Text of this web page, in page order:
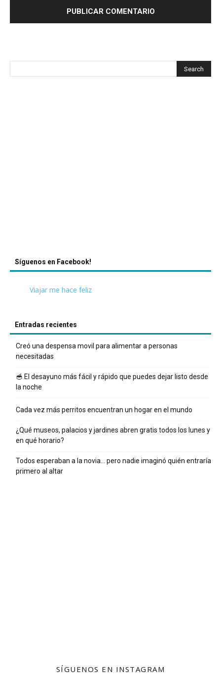
Síguenos en Facebook!
Viajar me hace feliz
Entradas recientes
Creó una despensa movil para alimentar a personas
necesitadas
🥣 El desayuno más fácil y rápido que puedes dejar listo desde
la noche
Cada vez más perritos encuentran un hogar en el mundo
¿Qué museos, palacios y jardines abren gratis todos los lunes y
en qué horario?
Todos esperaban a la novia… pero nadie imaginó quién entraría
primero al altar
SÍGUENOS EN INSTAGRAM